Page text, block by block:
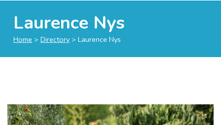
Laurence Nys
Home > Directory > Laurence Nys